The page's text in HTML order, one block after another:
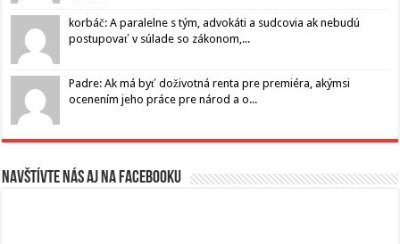
korbáč: A paralelne s tým, advokáti a sudcovia ak nebudú
postupovať v súlade so zákonom,...
Padre: Ak má byť doživotná renta pre premiéra, akýmsi
ocenením jeho práce pre národ a o...
Navštívte nás aj na Facebooku